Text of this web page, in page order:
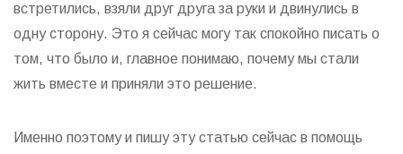
встретились, взяли друг друга за руки и двинулись в
одну сторону. Это я сейчас могу так спокойно писать о
том, что было и, главное понимаю, почему мы стали
жить вместе и приняли это решение.
Именно поэтому и пишу эту статью сейчас в помощь